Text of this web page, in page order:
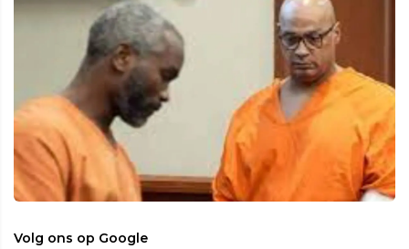
Volg ons op Google